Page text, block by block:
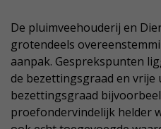
De pluimveehouderij en
grotendeels
aanpak. Gesprekspunten
de bezettingsgraad en vrije
bezettingsgraad
proefondervindelijk helder